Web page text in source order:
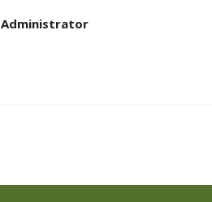
Administrator